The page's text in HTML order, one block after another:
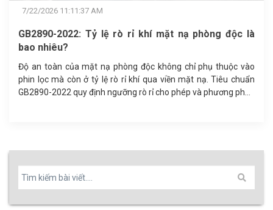
7/22/2026 11:11:37 AM
GB2890-2022: Tỷ lệ rò rỉ khí mặt nạ phòng độc là
bao nhiêu?
Độ an toàn của mặt nạ phòng độc không chỉ phụ thuộc vào
phin lọc mà còn ở tỷ lệ rò rỉ khí qua viền mặt nạ. Tiêu chuẩn
GB2890-2022 quy định ngưỡng rò rỉ cho phép và phương pháp